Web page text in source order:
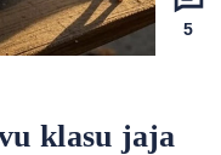
5
klasu jaja